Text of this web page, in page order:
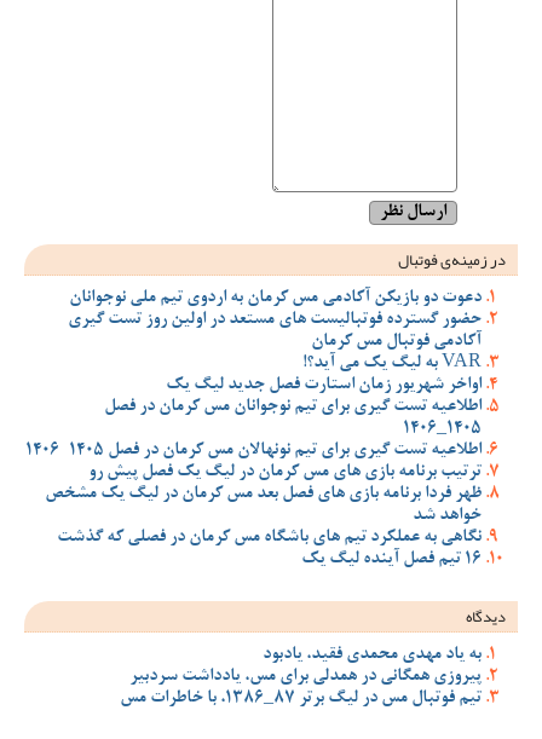
در زمینه‌ی فوتبال
دعوت دو بازیکن آکادمی مس کرمان به اردوی تیم ملی نوجوانان
حضور گسترده فوتبالیست های مستعد در اولین روز تست گیری
آکادمی فوتبال مس کرمان
VAR به لیگ یک می آید؟!
اواخر شهریور زمان استارت فصل جدید لیگ یک
اطلاعیه تست گیری برای تیم نوجوانان مس کرمان در فصل
1405_1406
اطلاعیه تست گیری برای تیم نونهالان مس کرمان در فصل 1405-1406
ترتیب برنامه بازی های مس کرمان در لیگ یک فصل پیش رو
ظهر فردا برنامه بازی های فصل بعد مس کرمان در لیگ یک مشخص
خواهد شد
نگاهی به عملکرد تیم های باشگاه مس کرمان در فصلی که گذشت
16 تیم فصل آینده لیگ یک
دیدگاه
به یاد مهدی محمدی فقید، یادبود
پیروزی همگانی در همدلی برای مس، یادداشت سردبیر
تیم فوتبال مس در لیگ برتر 87_1386، با خاطرات مس